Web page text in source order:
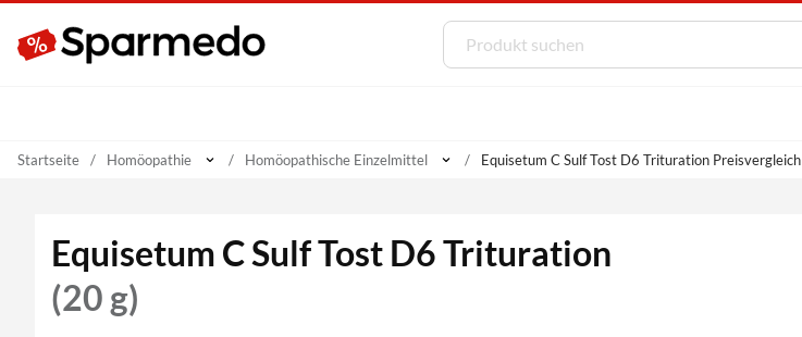
Startseite Homöopathie Homöopathische Einzelmittel Equisetum C Sulf Tost D6 Trituration Preisvergleich
Equisetum C Sulf Tost D6 Trituration
(20 g)